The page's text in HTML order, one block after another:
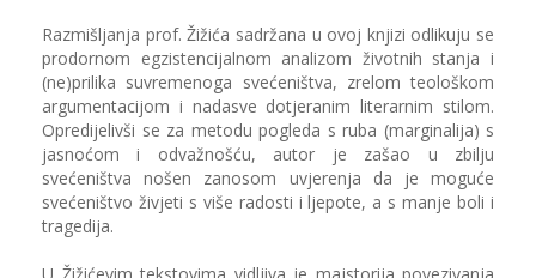
Razmišljanja prof. Žižića sadržana u ovoj knjizi odlikuju se
prodornom egzistencijalnom analizom životnih stanja i
(ne)prilika suvremenoga svećeništva, zrelom teološkom
argumentacijom i nadasve dotjeranim literarnim stilom.
Opredijelivši se za metodu pogleda s ruba (marginalija) s
jasnoćom i odvažnošću, autor je zašao u zbilju
svećeništva nošen zanosom uvjerenja da je moguće
svećeništvo živjeti s više radosti i ljepote, a s manje boli i
tragedija.